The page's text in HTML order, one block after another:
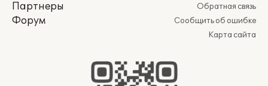
Партнеры
Форум
Обратная связь
Сообщить об ошибке
Карта сайта